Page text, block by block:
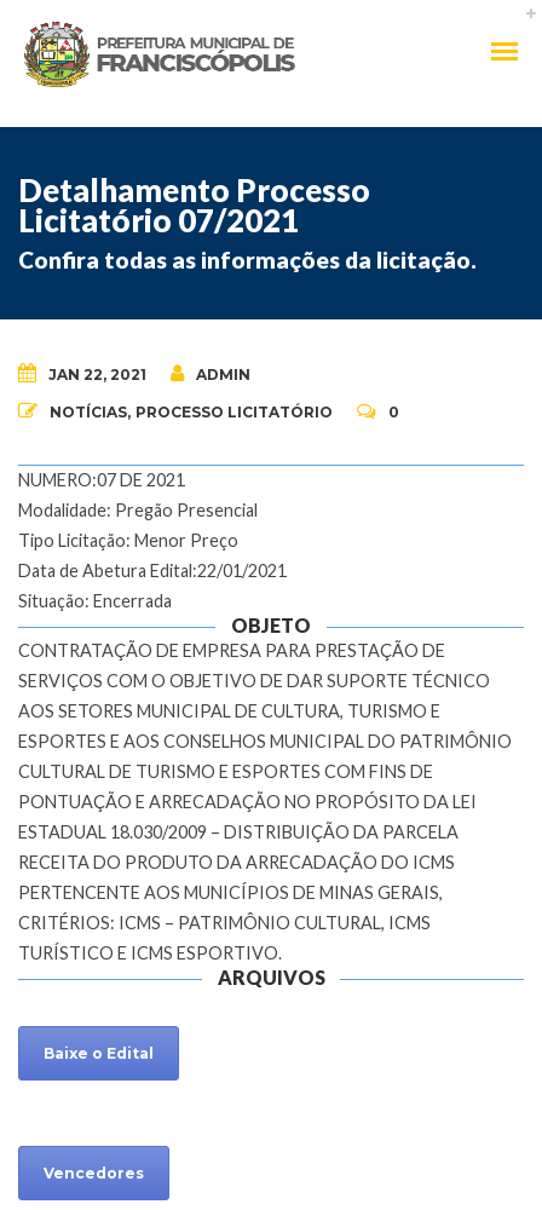
Detalhamento Processo
Licitatório 07/2021
Confira todas as informações da licitação.
JAN 22, 2021 ADMIN
NOTÍCIAS, PROCESSO LICITATÓRIO 0
NUMERO:07 DE 2021
Modalidade: Pregão Presencial
Tipo Licitação: Menor Preço
Data de Abetura Edital:22/01/2021
Situação: Encerrada
OBJETO
CONTRATAÇÃO DE EMPRESA PARA PRESTAÇÃO DE
SERVIÇOS COM O OBJETIVO DE DAR SUPORTE TÉCNICO
AOS SETORES MUNICIPAL DE CULTURA, TURISMO E
ESPORTES E AOS CONSELHOS MUNICIPAL DO PATRIMÔNIO
CULTURAL DE TURISMO E ESPORTES COM FINS DE
PONTUAÇÃO E ARRECADAÇÃO NO PROPÓSITO DA LEI
ESTADUAL 18.030/2009 – DISTRIBUIÇÃO DA PARCELA
RECEITA DO PRODUTO DA ARRECADAÇÃO DO ICMS
PERTENCENTE AOS MUNICÍPIOS DE MINAS GERAIS,
CRITÉRIOS: ICMS – PATRIMÔNIO CULTURAL, ICMS
TURÍSTICO E ICMS ESPORTIVO.
ARQUIVOS
Baixe o Edital
Vencedores